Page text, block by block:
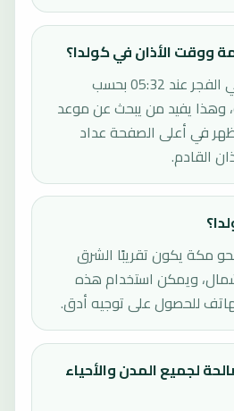
ووقت الأذان في كولدا؟
الصلاة القادمة حاليًا هي الفجر عند 05:32 بحسب
وهذا يفيد من يبحث عن موعد
في أعلى الصفحة عداد
القادم.
مكة يكون تقريبًا الشرق
الشمال، ويمكن استخدام هذه
للحصول على توجيه أدق.
لجميع المدن والأحياء